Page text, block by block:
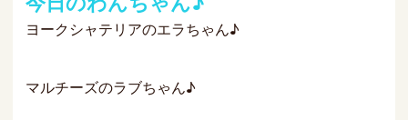
ヨークシャテリアのエラちゃん♪
マルチーズのラブちゃん♪